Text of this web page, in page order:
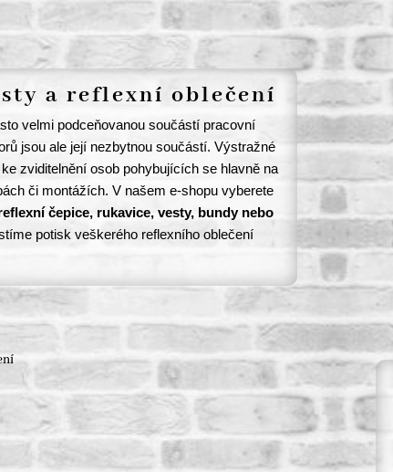
a reflexní oblečení
velmi podceňovanou součástí pracovní
jsou ale její nezbytnou součástí. Výstražné
zviditelnění osob pohybujících se hlavně na
či montážích. V našem e-shopu vyberete
čepice, rukavice, vesty, bundy nebo
potisk veškerého reflexního oblečení